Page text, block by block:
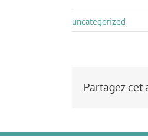
uncategorized
Partagez cet